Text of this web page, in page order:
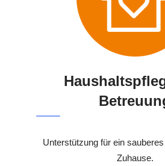
Unterstützung für ein
Zuhause.